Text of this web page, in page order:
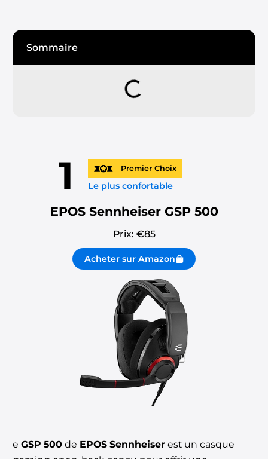
Sommaire
1 Premier Choix
Le plus confortable
EPOS Sennheiser GSP 500
Prix: €85
Acheter sur Amazon
e GSP 500 de EPOS Sennheiser est un casque